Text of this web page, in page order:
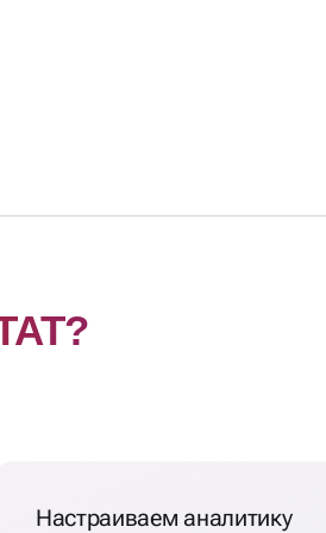
Настраиваем аналитику